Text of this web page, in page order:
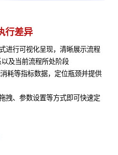
据洞察
、ERP、OA 等业务系统，实现
据一致性
分析工具深度挖掘整合后数据，
业经营决策提供数据支撑
访问权限，保障数据安全，防止